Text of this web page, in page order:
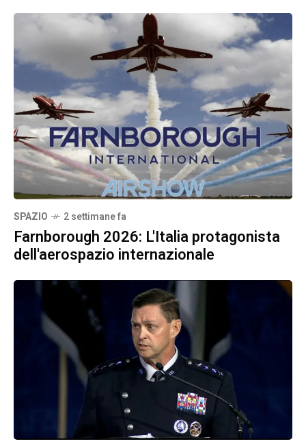
SPAZIO 2 settimane fa
Farnborough 2026: L'Italia protagonista
dell'aerospazio internazionale